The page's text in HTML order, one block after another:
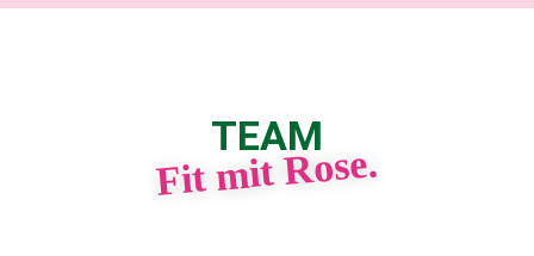
TEAM
Fit mit Rose.